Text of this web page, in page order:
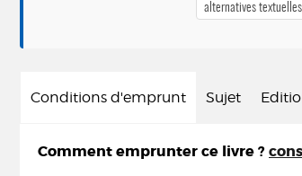
alternatives textuelles
Conditions d'emprunt Sujet
Comment emprunter ce livre ?